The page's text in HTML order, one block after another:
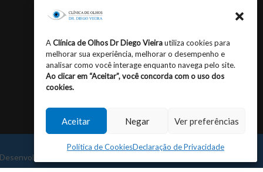
AClínica de Olhos Dr Diego Vieirautiliza cookies para
melhorar sua experiência, melhorar o desempenho e
analisar como você interage enquanto navega pelo site.
Ao clicar em “Aceitar”, você concorda com o uso dos
cookies.
Aceitar Negar Ver preferências
Política de CookiesDeclaração de Privacidade
Seguir no Instagram
por